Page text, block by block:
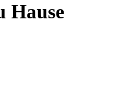
Hause